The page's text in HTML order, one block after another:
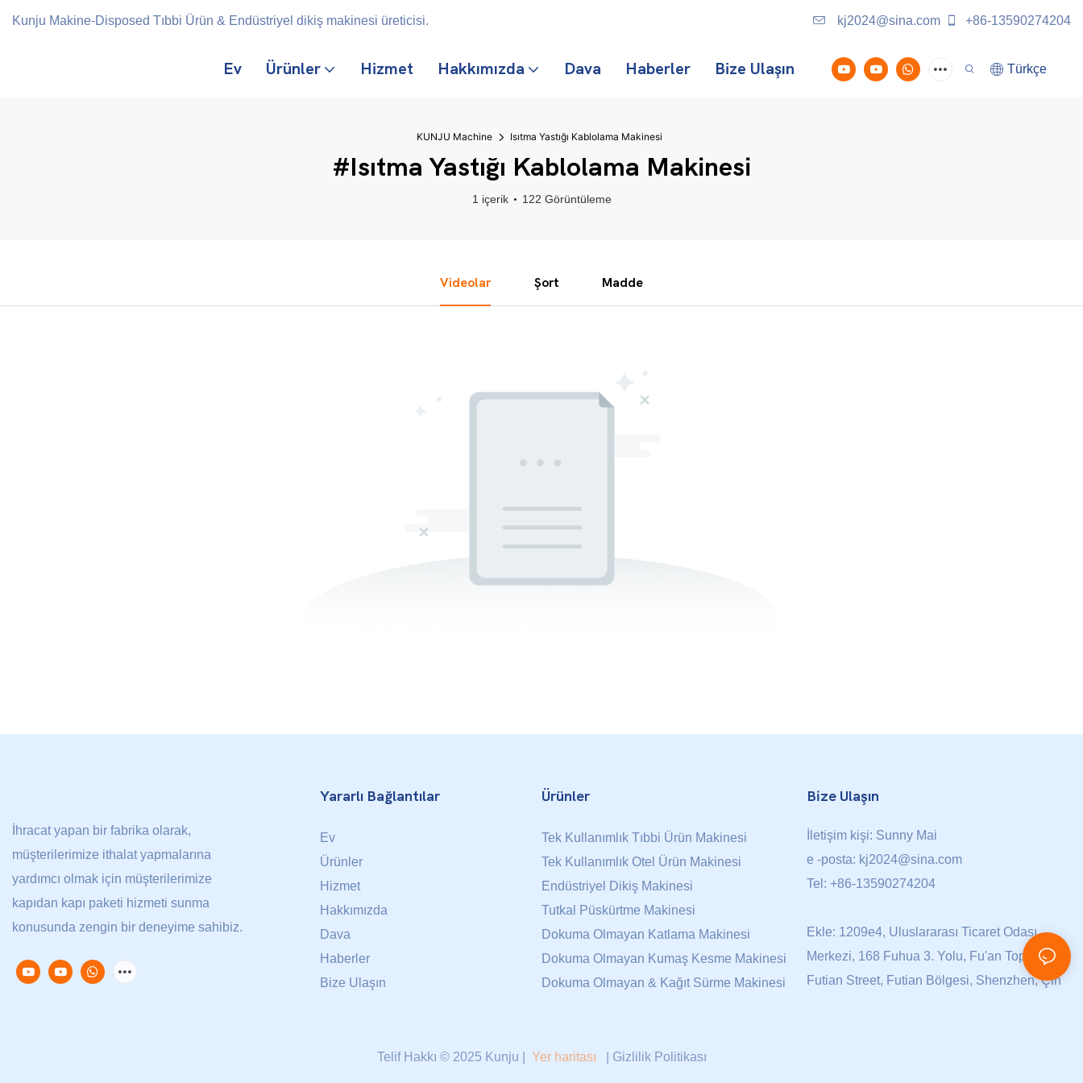
Kunju Makine-Disposed Tıbbi Ürün & Endüstriyel dikiş makinesi üreticisi. kj2024@sina.com +86-13590274204
Ev Ürünler Hizmet Hakkımızda Dava Haberler Bize Ulaşın Türkçe
KUNJU Machine Isıtma Yastığı Kablolama Makinesi
#Isıtma Yastığı Kablolama Makinesi
1 içerik 122 Görüntüleme
Videolar Şort Madde
İhracat yapan bir fabrika olarak,
müşterilerimize ithalat yapmalarına
yardımcı olmak için müşterilerimize
kapıdan kapı paketi hizmeti sunma
konusunda zengin bir deneyime sahibiz.
Yararlı Bağlantılar
Ev
Ürünler
Hizmet
Hakkımızda
Dava
Haberler
Bize Ulaşın
Ürünler
Tek Kullanımlık Tıbbi Ürün Makinesi
Tek Kullanımlık Otel Ürün Makinesi
Endüstriyel Dikiş Makinesi
Tutkal Püskürtme Makinesi
Dokuma Olmayan Katlama Makinesi
Dokuma Olmayan Kumaş Kesme Makinesi
Dokuma Olmayan & Kağıt Sürme Makinesi
Bize Ulaşın
İletişim kişi: Sunny Mai
e -posta: kj2024@sina.com
Tel: +86-13590274204
Ekle: 1209e4, Uluslararası Ticaret Odası
Merkezi, 168 Fuhua 3. Yolu, Fu'an Topluluğu,
Futian Street, Futian Bölgesi, Shenzhen, Çin
Telif Hakkı © 2025 Kunju | Yer haritası Gizlilik Politikası